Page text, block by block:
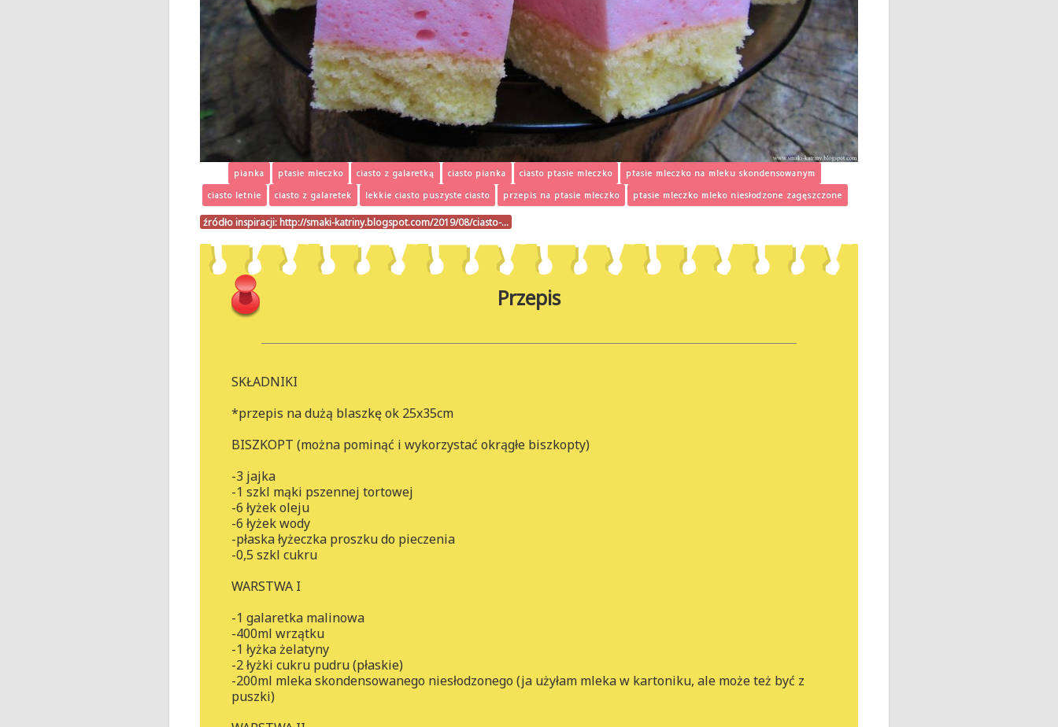
pianka ptasie mleczko ciasto z galaretką ciasto pianka ciasto ptasie mleczko
ptasie mleczko na mleku skondensowanym
ciasto letnie
ciasto z galaretek lekkie ciasto puszyste ciasto przepis na ptasie mleczko ptasie mleczko mleko niesłodzone zagęszczone
źródło inspiracji: http://smaki-katriny.blogspot.com/2019/08/ciasto-…
Przepis
SKŁADNIKI
*przepis na dużą blaszkę ok 25x35cm
BISZKOPT (można pominąć i wykorzystać okrągłe biszkopty)
-3 jajka
-1 szkl mąki pszennej tortowej
-6 łyżek oleju
-6 łyżek wody
-płaska łyżeczka proszku do pieczenia
-0,5 szkl cukru
WARSTWA I
-1 galaretka malinowa
-400ml wrzątku
-1 łyżka żelatyny
-2 łyżki cukru pudru (płaskie)
-200ml mleka skondensowanego niesłodzonego (ja użyłam mleka w kartoniku, ale może też być z
puszki)